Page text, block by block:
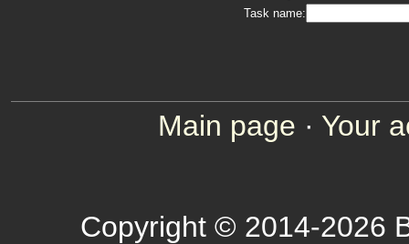
Task name:
Main page · Your
Copyright © 2014-2026